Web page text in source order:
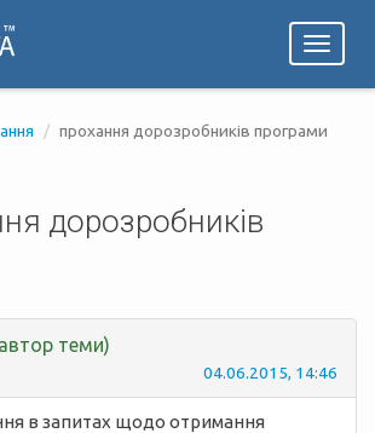
Toggle
прохання дорозробників програми
дорозробників
теми)
04.06.2015, 14:46
в запитах щодо отримання